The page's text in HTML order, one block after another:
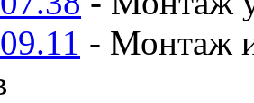
- Монтаж